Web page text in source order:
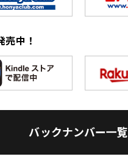
売中！
バックナンバー一覧